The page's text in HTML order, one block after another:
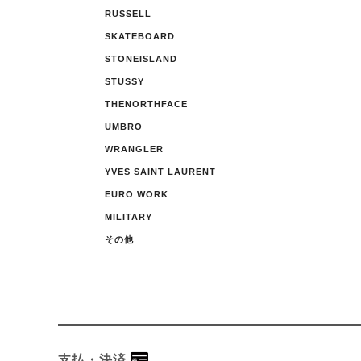
RUSSELL
SKATEBOARD
STONEISLAND
STUSSY
THENORTHFACE
UMBRO
WRANGLER
YVES SAINT LAURENT
EURO WORK
MILITARY
その他